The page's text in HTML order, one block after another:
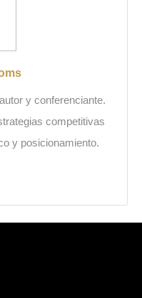
y conferenciante.
competitivas
y posicionamiento.